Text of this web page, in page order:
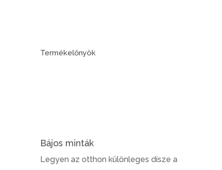
Termékelőnyök
Bájos minták
Legyen az otthon különleges dísze a